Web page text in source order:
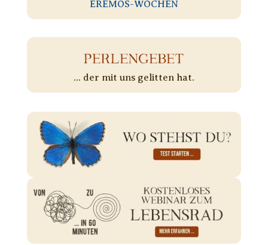
EREMOS-WOCHEN
PERLENGEBET
... der mit uns gelitten hat.